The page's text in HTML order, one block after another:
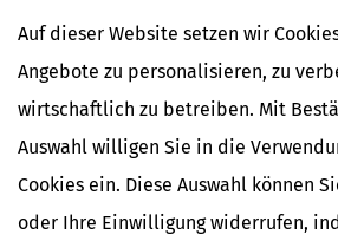
Auf dieser Website setzen wir
Angebote zu personalisieren, zu
wirtschaftlich zu betreiben. Mit
Auswahl willigen Sie in die
Cookies ein. Diese Auswahl können
oder Ihre Einwilligung widerrufen,
Ähnliche Themen
Vermögensplanung und Geldanlage
Geld im Alltag
Verwandte Lexikon-Begriffe
Mindestlohn
Abfindung